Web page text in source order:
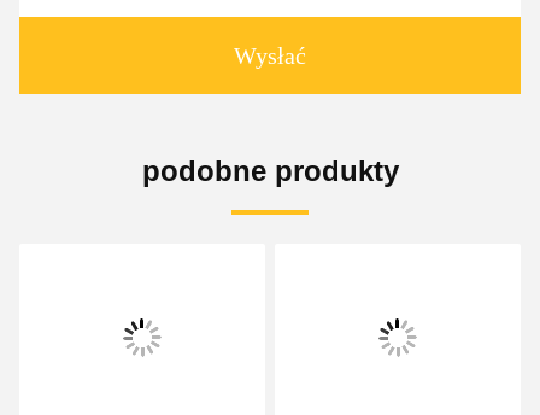
Wysłać
podobne produkty